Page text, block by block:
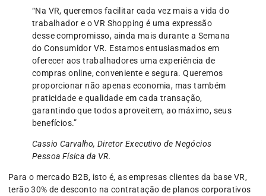
“Na VR, queremos facilitar cada vez mais a vida do
trabalhador e o VR Shopping é uma expressão
desse compromisso, ainda mais durante a Semana
do Consumidor VR. Estamos entusiasmados em
oferecer aos trabalhadores uma experiência de
compras online, conveniente e segura. Queremos
proporcionar não apenas economia, mas também
praticidade e qualidade em cada transação,
garantindo que todos aproveitem, ao máximo, seus
benefícios.”
Cassio Carvalho, Diretor Executivo de Negócios
Pessoa Física da VR.
Para o mercado B2B, isto é, as empresas clientes da base VR,
terão 30% de desconto na contratação de planos corporativos